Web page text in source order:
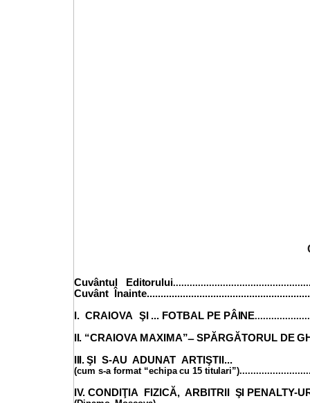
Cuvântul Editorului
Cuvânt
I. CRAIOVA
ŞI ... FOTBAL PE PÂINE
II. “CRAIOVA MAXIMA” ̶ SPĂRGĂTORU L DE
III.ŞI S-AU ADUNAT ARTIŞTII...
(cum s-a format “echipa cu 15 titulari”)
IV. CONDIŢIA FIZICĂ, ARBITRII ŞI PENALTY-